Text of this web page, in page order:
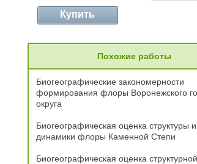
Купить
Похожие работы
Биогеографические закономерности
формирования флоры Воронежского
округа
Биогеографическая оценка структуры и
динамики флоры Каменной Степи
Биогеографическая оценка структурной